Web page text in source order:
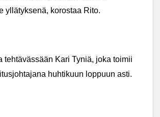
yllätyksenä, korostaa Rito.
tehtävässään Kari Tyniä, joka toimii
huhtikuun loppuun asti.